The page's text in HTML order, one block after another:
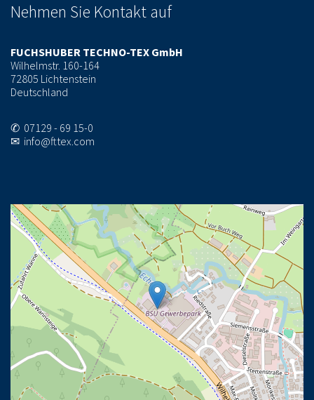
Nehmen Sie Kontakt auf
FUCHSHUBER TECHNO-TEX GmbH
Wilhelmstr. 160-164
72805 Lichtenstein
Deutschland
✆ 07129 - 69 15-0
✉ info@fttex.com